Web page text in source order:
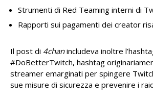
Strumenti di Red Teaming interni di
Rapporti sui pagamenti dei creator
Il post di 4chanincludeva inoltre
#DoBetterTwitch, hashtag
streamer emarginati per spingere
sue misure di sicurezza e prevenire i